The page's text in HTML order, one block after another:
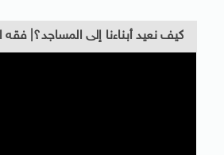
كيف نعيد أبناءنا إلى المساجد؟| فقه